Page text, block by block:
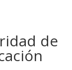
de